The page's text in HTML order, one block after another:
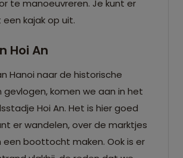
te manoeuvreren. Je kunt er
kajak op uit.
Hoi An
Hanoi naar de historische
gevlogen, komen we aan in het
Hoi An. Het is hier goed
er wandelen, over de marktjes
een boottocht maken. Ook is er